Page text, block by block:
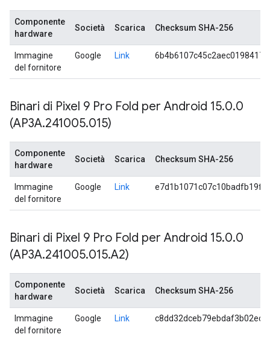
Componente
hardware
Società Scarica Checksum SHA-256
Immagine
del fornitore
Google Link
Binari di Pixel 9 Pro Fold per Android 15.0.0
(AP3A.241005.015)
Componente
hardware
Società Scarica Checksum SHA-256
Immagine
del fornitore
Google Link
Binari di Pixel 9 Pro Fold per Android 15.0.0
(AP3A.241005.015.A2)
Componente
hardware
Società Scarica Checksum SHA-256
Immagine
del fornitore
Google Link